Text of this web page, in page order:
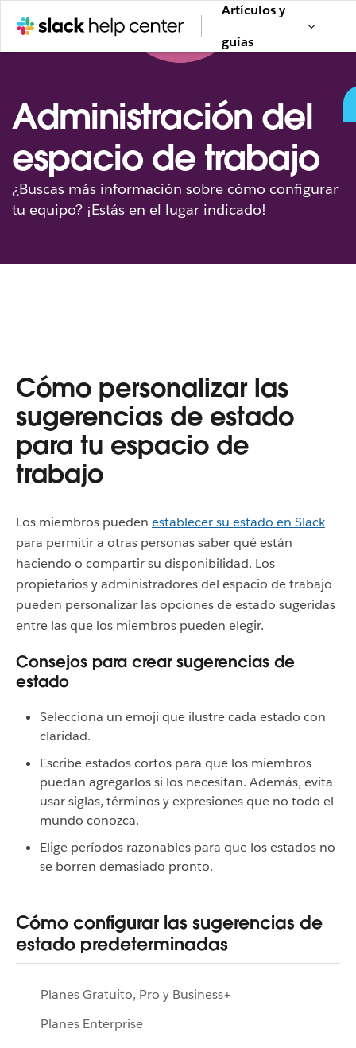
Artículos y
guías
Administración del
espacio de trabajo
¿Buscas más información sobre cómo configurar
tu equipo? ¡Estás en el lugar indicado!
Cómo personalizar las
sugerencias de estado
para tu espacio de
trabajo
Los miembros pueden establecer su estado en Slack
para permitir a otras personas saber qué están
haciendo o compartir su disponibilidad. Los
propietarios y administradores del espacio de trabajo
pueden personalizar las opciones de estado sugeridas
entre las que los miembros pueden elegir.
Consejos para crear sugerencias de
estado
Selecciona un emoji que ilustre cada estado con
claridad.
Escribe estados cortos para que los miembros
puedan agregarlos si los necesitan. Además, evita
usar siglas, términos y expresiones que no todo el
mundo conozca.
Elige períodos razonables para que los estados no
se borren demasiado pronto.
Cómo configurar las sugerencias de
estado predeterminadas
Planes Gratuito, Pro y Business+
Planes Enterprise